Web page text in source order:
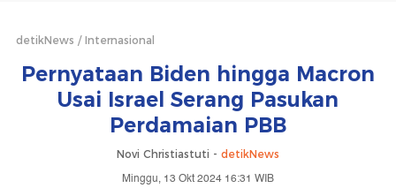
detikNews Internasional
Pernyataan Biden hingga Macron
Usai Israel Serang Pasukan
Perdamaian PBB
Novi Christiastuti - detikNews
Minggu, 13 Okt 2024 16:31 WIB